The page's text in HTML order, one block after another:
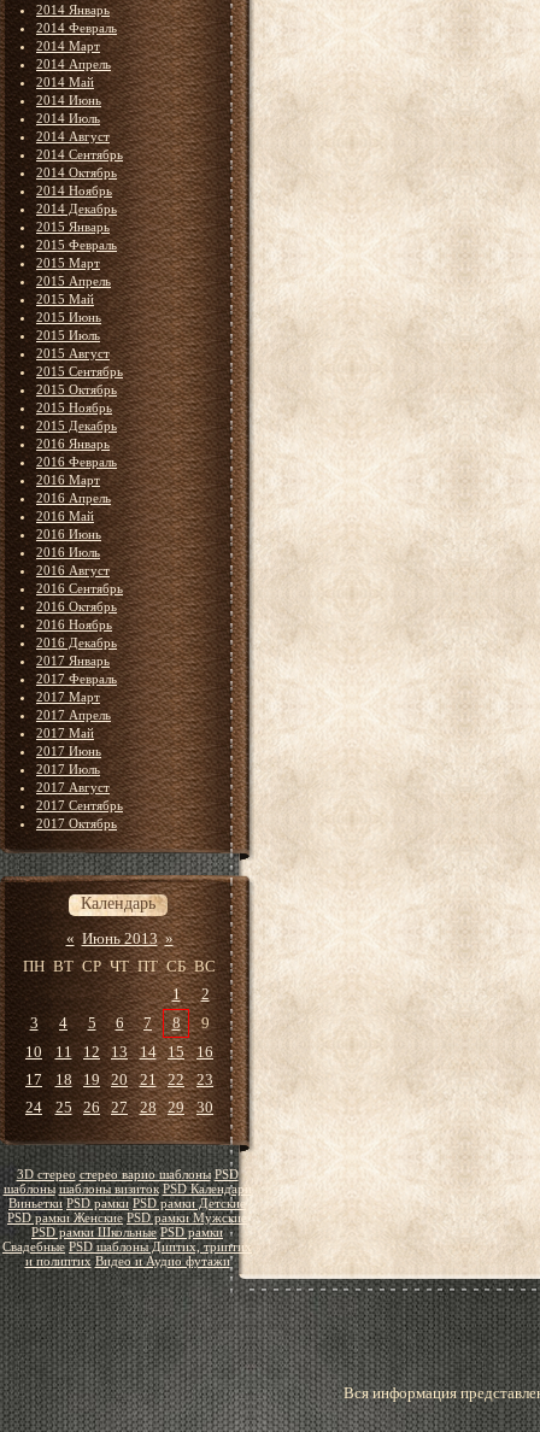
2014 Январь
2014 Февраль
2014 Март
2014 Апрель
2014 Май
2014 Июнь
2014 Июль
2014 Август
2014 Сентябрь
2014 Октябрь
2014 Ноябрь
2014 Декабрь
2015 Январь
2015 Февраль
2015 Март
2015 Апрель
2015 Май
2015 Июнь
2015 Июль
2015 Август
2015 Сентябрь
2015 Октябрь
2015 Ноябрь
2015 Декабрь
2016 Январь
2016 Февраль
2016 Март
2016 Апрель
2016 Май
2016 Июнь
2016 Июль
2016 Август
2016 Сентябрь
2016 Октябрь
2016 Ноябрь
2016 Декабрь
2017 Январь
2017 Февраль
2017 Март
2017 Апрель
2017 Май
2017 Июнь
2017 Июль
2017 Август
2017 Сентябрь
2017 Октябрь
Календарь
« Июнь 2013 »
ПН ВТ СР ЧТ ПТ СБ ВС
1
2
3
4 5 6 7 8
9
10
11 12 13 14 15
16
17
18 19 20 21 22
23
24
25 26 27 28 29 30
3D стерео стерео варио шаблоны PSD
шаблоны шаблоны визиток PSD Календари
Виньетки PSD рамки PSD рамки Детские
PSD рамки Женские PSD рамки Мужские
PSD рамки Школьные PSD рамки
Свадебные PSD шаблоны Диптих, триптих
и полиптих Видео и Аудио футажи
Вся информация